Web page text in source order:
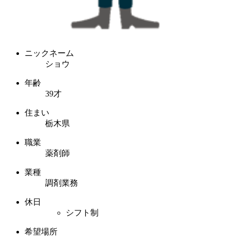
ニックネーム
ショウ
年齢
39才
住まい
栃木県
職業
薬剤師
業種
調剤業務
休日
シフト制
希望場所